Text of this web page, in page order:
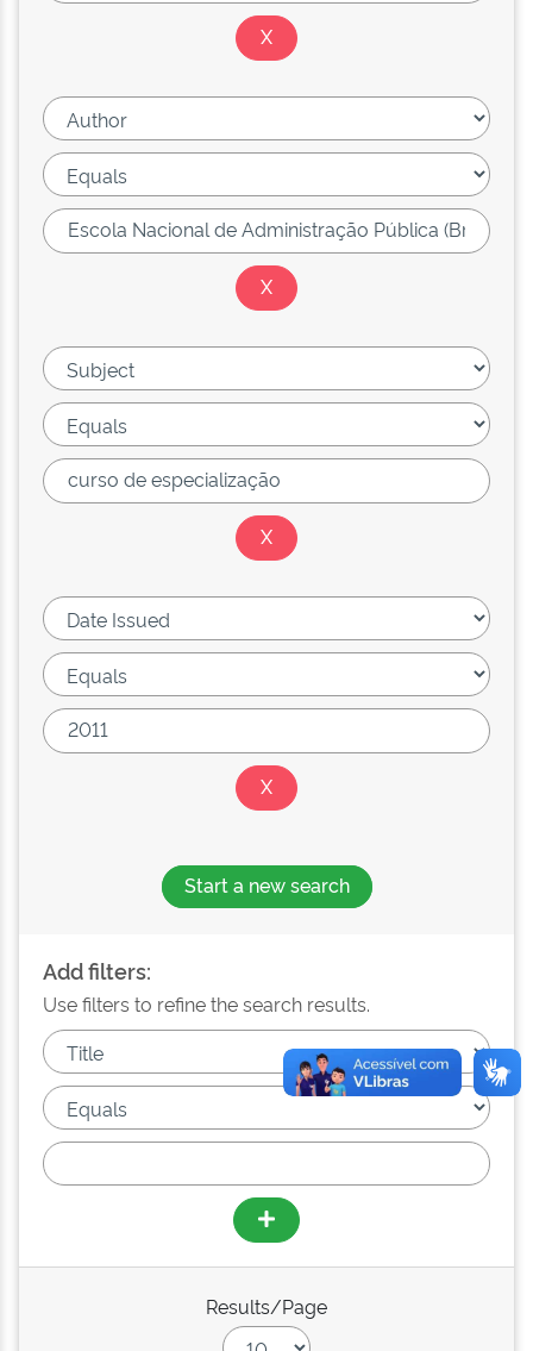
Start a new search
Add filters:
Use filters to refine the search results.
Results/Page